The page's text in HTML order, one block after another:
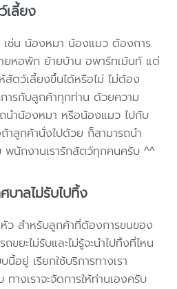
เลี้ยง
ช่น น้องหมา น้องแมว ต้องการ
ยหอพัก ย้ายบ้าน อพาร์ทเม้นท์ แต่
สัตว์เลี้ยงขึ้นได้หรือไม่ ไม่ต้อง
การกับลูกค้าทุกท่าน ด้วยความ
ถนำน้องหมา หรือน้องแมว ไปกับ
าลูกค้านั่งไปด้วย ก็สามารถนำ
พนักงานเรารักสัตว์ทุกคนครับ ^^
บาลไม่รับไปทิ้ง
ว สำหรับลูกค้าที่ต้องการขนของ
ขยะไม่รับและไม่รู้จะนำไปทิ้งที่ไหน
อยู่ เรียกใช้บริการทางเรา
างเราจะจัดการให้ท่านเองครับ